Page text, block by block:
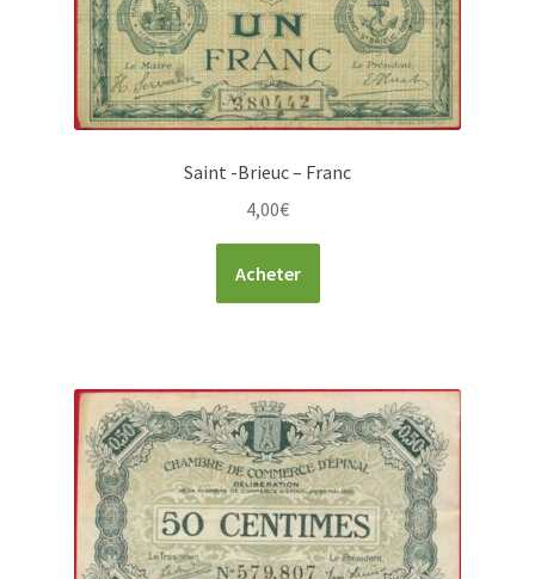
Saint -Brieuc – Franc
4,00€
Acheter